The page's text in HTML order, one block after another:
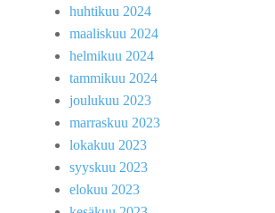
huhtikuu 2024
maaliskuu 2024
helmikuu 2024
tammikuu 2024
joulukuu 2023
marraskuu 2023
lokakuu 2023
syyskuu 2023
elokuu 2023